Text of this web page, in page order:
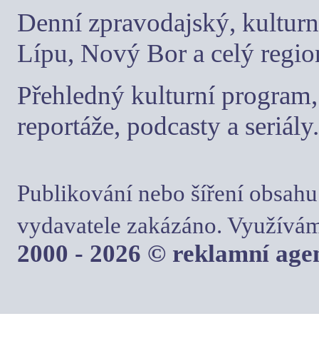
Denní zpravodajský,
Lípu, Nový Bor a celý
Přehledný kulturní
reportáže, podcasty a seriály.
Publikování nebo šíření
vydavatele zakázáno.
2000 - 2026 © reklamní